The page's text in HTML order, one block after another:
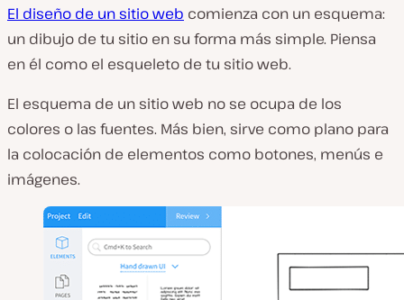
El diseño de un sitio web comienza con un esquema:
un dibujo de tu sitio en su forma más simple. Piensa
en él como el esqueleto de tu sitio web.
El esquema de un sitio web no se ocupa de los
colores o las fuentes. Más bien, sirve como plano para
la colocación de elementos como botones, menús e
imágenes.